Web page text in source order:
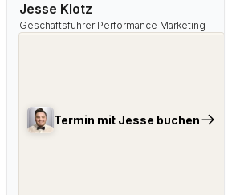
Jesse Klotz
Geschäftsführer Performance Marketing
Termin mit Jesse buchen